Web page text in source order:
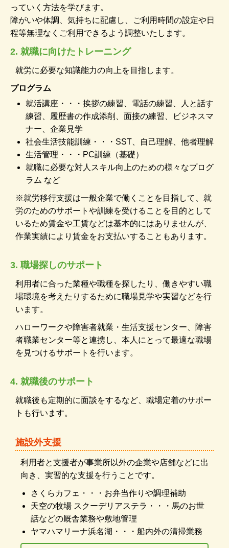
っていく方法を学びます。
障がいや体調、気持ちに配慮し、ご利用時間の設定や日
程等無理なくご利用できるよう調整いたします。
2. 就職に向けたトレーニング
就労に必要な知識能力の向上を目指します。
プログラム
就活講座・・・挨拶の練習、電話の練習、人と話す
練習、履歴書の作成添削、面接の練習、ビジネスマ
ナー、企業見学
社会生活技能訓練・・・SST、自己理解、他者理解
生活管理・・・PC訓練（基礎）
就職に必要な対人スキル向上のための様々なプログ
ラム など
※就労移行支援は一般企業で働くことを目指して、就
労のためのサポートや訓練を受けることを目的として
いるため賃金や工賃などは基本的にはありませんが、
作業実績により賃金をお支払いすることもあります。
3. 職場探しのサポート
利用者に合った業種や職種を探したり、働きやすい職
場環境を考えたりするために職場見学や実習などを行
います。
ハローワークや障害者就業・生活支援センター、障害
者職業センター等と連携し、本人にとって最適な職場
を見つけるサポートを行います。
4. 就職後のサポート
就職後も定期的に面談をするなど、職場定着のサポー
トも行います。
施設外支援
利用者と支援者が事業所以外の企業や店舗などに出
向き、実習的な支援を行うことです。
さくらカフェ・・・お弁当作りや調理補助
天空の牧場 スクーデリアステラ・・・馬のお世
話などの厩舎業務や敷地管理
ヤマハマリーナ浜名湖・・・船内外の清掃業務